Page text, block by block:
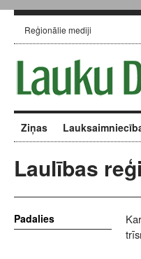
Reģionālie mediji
Ziņas
Laulības
Padalies